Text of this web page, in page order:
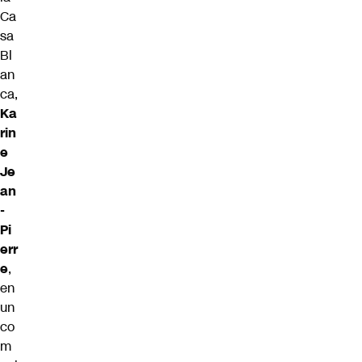
Ca
sa
Bl
an
ca,
Ka
rin
e
Je
an
-
Pi
err
e,
en
un
co
m